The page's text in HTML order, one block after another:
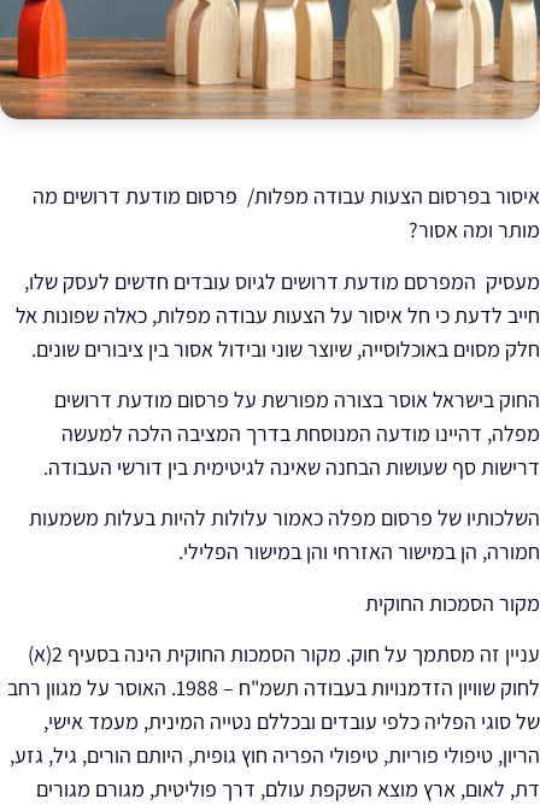
איסור בפרסום הצעות עבודה מפלות/ פרסום מודעת דרושים מה
מותר ומה אסור?
מעסיק המפרסם מודעת דרושים לגיוס עובדים חדשים לעסק שלו,
חייב לדעת כי חל איסור על הצעות עבודה מפלות, כאלה שפונות אל
חלק מסוים באוכלוסייה, שיוצר שוני ובידול אסור בין ציבורים שונים.
החוק בישראל אוסר בצורה מפורשת על פרסום מודעת דרושים
מפלה, דהיינו מודעה המנוסחת בדרך המציבה הלכה למעשה
דרישות סף שעושות הבחנה שאינה לגיטימית בין דורשי העבודה.
השלכותיו של פרסום מפלה כאמור עלולות להיות בעלות משמעות
חמורה, הן במישור האזרחי והן במישור הפלילי.
מקור הסמכות החוקית
עניין זה מסתמך על חוק. מקור הסמכות החוקית הינה בסעיף 2(א)
לחוק שוויון הזדמנויות בעבודה תשמ"ח – 1988. האוסר על מגוון רחב
של סוגי הפליה כלפי עובדים ובכללם נטייה המינית, מעמד אישי,
הריון, טיפולי פוריות, טיפולי הפריה חוץ גופית, היותם הורים, גיל, גזע,
דת, לאום, ארץ מוצא השקפת עולם, דרך פוליטית, מגורם מגורים